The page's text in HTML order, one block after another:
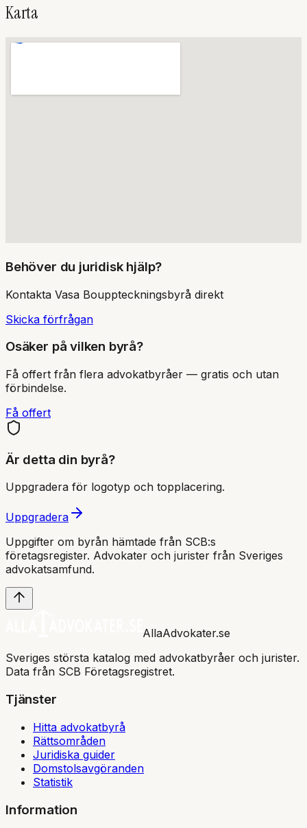
Karta
Behöver du juridisk hjälp?
Kontakta Vasa Bouppteckningsbyrå direkt
Skicka förfrågan
Osäker på vilken byrå?
Få offert från flera advokatbyråer — gratis och utan
förbindelse.
Få offert
Är detta din byrå?
Uppgradera för logotyp och topplacering.
Uppgradera
Uppgifter om byrån hämtade från SCB:s
företagsregister. Advokater och jurister från Sveriges
advokatsamfund.
AllaAdvokater.se
Sveriges största katalog med advokatbyråer och jurister.
Data från SCB Företagsregistret.
Tjänster
Hitta advokatbyrå
Rättsområden
Juridiska guider
Domstolsavgöranden
Statistik
Information